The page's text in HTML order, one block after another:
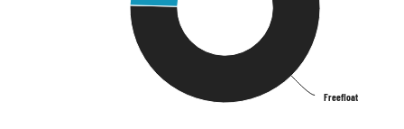
Freefloat
Freefloat